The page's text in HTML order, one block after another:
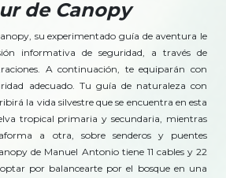
de Canopy
su experimentado guía de aventura le
informativa de seguridad, a través de
A continuación, te equiparán con
adecuado. Tu guía de naturaleza con
la vida silvestre que se encuentra en esta
tropical primaria y secundaria, mientras
a otra, sobre senderos y puentes
de Manuel Antonio tiene 11 cables y 22
por balancearte por el bosque en una